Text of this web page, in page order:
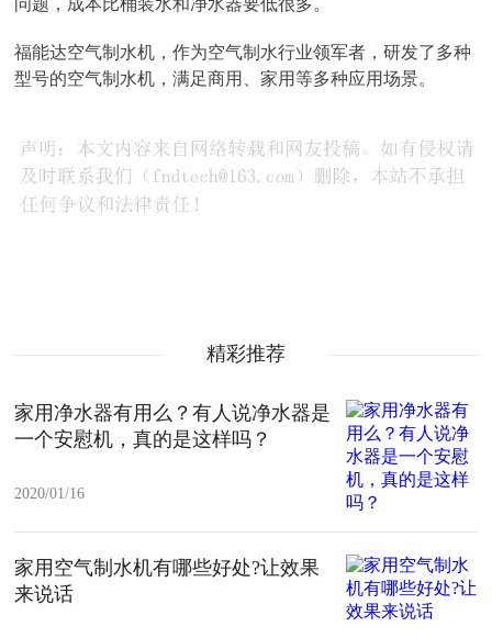
问题，成本比桶装水和净水器要低很多。
福能达空气制水机，作为空气制水行业领军者，研发了多种
型号的空气制水机，满足商用、家用等多种应用场景。
精彩推荐
家用净水器有用么？有人说净水器是
一个安慰机，真的是这样吗？
2020/01/16
家用空气制水机有哪些好处?让效果
来说话